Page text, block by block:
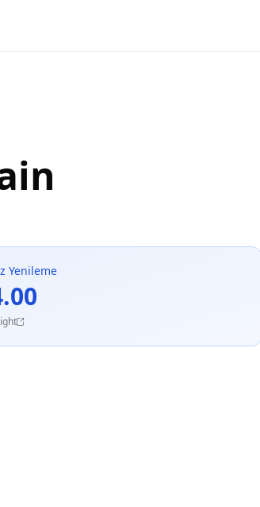
Yenileme